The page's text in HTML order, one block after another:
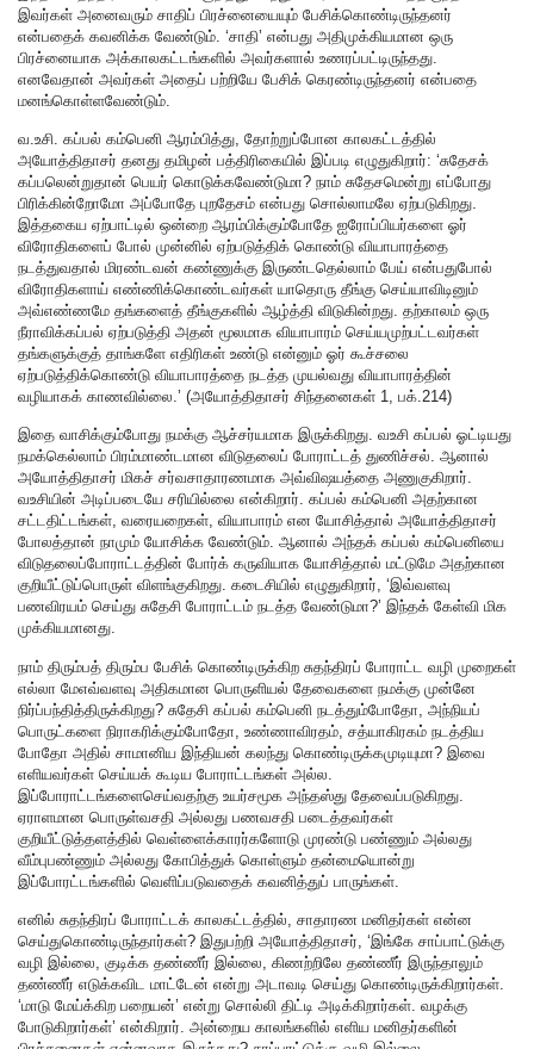
இவர்கள் அனைவரும் சாதிப் பிரச்னையையும் பேசிக்கொண்டிருந்தனர்
என்பதைக் கவனிக்க வேண்டும். ‘சாதி’ என்பது அதிமுக்கியமான ஒரு
பிரச்னையாக அக்காலகட்டங்களில் அவர்களால் உணரப்பட்டிருந்தது.
எனவேதான் அவர்கள் அதைப் பற்றியே பேசிக் கெரண்டிருந்தனர் என்பதை
மனங்கொள்ளவேண்டும்.
வ.உசி. கப்பல் கம்பெனி ஆரம்பித்து, தோற்றுப்போன காலகட்டத்தில்
அயோத்திதாசர் தனது தமிழன் பத்திரிகையில் இப்படி எழுதுகிறார்: ‘சுதேசக்
கப்பலென்றுதான் பெயர் கொடுக்கவேண்டுமா? நாம் சுதேசமென்று எப்போது
பிரிக்கின்றோமோ அப்போதே புறதேசம் என்பது சொல்லாமலே ஏற்படுகிறது.
இத்தகைய ஏற்பாட்டில் ஒன்றை ஆரம்பிக்கும்போதே ஐரோப்பியர்களை ஓர்
விரோதிகளைப் போல் முன்னில் ஏற்படுத்திக் கொண்டு வியாபாரத்தை
நடத்துவதால் மிரண்டவன் கண்ணுக்கு இருண்டதெல்லாம் பேய் என்பதுபோல்
விரோதிகளாய் எண்ணிக்கொண்டவர்கள் யாதொரு தீங்கு செய்யாவிடினும்
அவ்எண்ணமே தங்களைத் தீங்குகளில் ஆழ்த்தி விடுகின்றது. தற்காலம் ஒரு
நீராவிக்கப்பல் ஏற்படுத்தி அதன் மூலமாக வியாபாரம் செய்யமுற்பட்டவர்கள்
தங்களுக்குத் தாங்களே எதிரிகள் உண்டு என்னும் ஓர் கூச்சலை
ஏற்படுத்திக்கொண்டு வியாபாரத்தை நடத்த முயல்வது வியாபாரத்தின்
வழியாகக் காணவில்லை.’ (அயோத்திதாசர் சிந்தனைகள் 1, பக்.214)
இதை வாசிக்கும்போது நமக்கு ஆச்சர்யமாக இருக்கிறது. வஉசி கப்பல் ஓட்டியது
நமக்கெல்லாம் பிரம்மாண்டமான விடுதலைப் போராட்டத் துணிச்சல். ஆனால்
அயோத்திதாசர் மிகச் சர்வசாதாரணமாக அவ்விஷயத்தை அணுகுகிறார்.
வஉசியின் அடிப்படையே சரியில்லை என்கிறார். கப்பல் கம்பெனி அதற்கான
சட்டதிட்டங்கள், வரையறைகள், வியாபாரம் என யோசித்தால் அயோத்திதாசர்
போலத்தான் நாமும் யோசிக்க வேண்டும். ஆனால் அந்தக் கப்பல் கம்பெனியை
விடுதலைப்போராட்டத்தின் போர்க் கருவியாக யோசித்தால் மட்டுமே அதற்கான
குறியீட்டுப்பொருள் விளங்குகிறது. கடைசியில் எழுதுகிறார், ‘இவ்வளவு
பணவிரயம் செய்து சுதேசி போராட்டம் நடத்த வேண்டுமா?’ இந்தக் கேள்வி மிக
முக்கியமானது.
நாம் திரும்பத் திரும்ப பேசிக் கொண்டிருக்கிற சுதந்திரப் போராட்ட வழி முறைகள்
எல்லா மேஎவ்வளவு அதிகமான பொருளியல் தேவைகளை நமக்கு முன்னே
நிர்ப்பந்தித்திருக்கிறது? சுதேசி கப்பல் கம்பெனி நடத்தும்போதோ, அந்நியப்
பொருட்களை நிராகரிக்கும்போதோ, உண்ணாவிரதம், சத்யாகிரகம் நடத்திய
போதோ அதில் சாமானிய இந்தியன் கலந்து கொண்டிருக்கமுடியுமா? இவை
எளியவர்கள் செய்யக் கூடிய போராட்டங்கள் அல்ல.
இப்போராட்டங்களைசெய்வதற்கு உயர்சமூக அந்தஸ்து தேவைப்படுகிறது.
ஏராளமான பொருள்வசதி அல்லது பணவசதி படைத்தவர்கள்
குறியீட்டுத்தளத்தில் வெள்ளைக்காரர்களோடு முரண்டு பண்ணும் அல்லது
வீம்புபண்ணும் அல்லது கோபித்துக் கொள்ளும் தன்மையொன்று
இப்போரட்டங்களில் வெளிப்படுவதைக் கவனித்துப் பாருங்கள்.
எனில் சுதந்திரப் போராட்டக் காலகட்டத்தில், சாதாரண மனிதர்கள் என்ன
செய்துகொண்டிருந்தார்கள்? இதுபற்றி அயோத்திதாசர், ‘இங்கே சாப்பாட்டுக்கு
வழி இல்லை, குடிக்க தண்ணீர் இல்லை, கிணற்றிலே தண்ணீர் இருந்தாலும்
தண்ணீர் எடுக்கவிட மாட்டேன் என்று அடாவடி செய்து கொண்டிருக்கிறார்கள்.
‘மாடு மேய்க்கிற பறையன்’ என்று சொல்லி திட்டி அடிக்கிறார்கள். வழக்கு
போடுகிறார்கள்’ என்கிறார். அன்றைய காலங்களில் எளிய மனிதர்களின்